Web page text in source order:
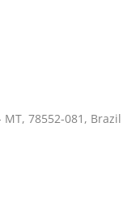
78552-081, Brazil